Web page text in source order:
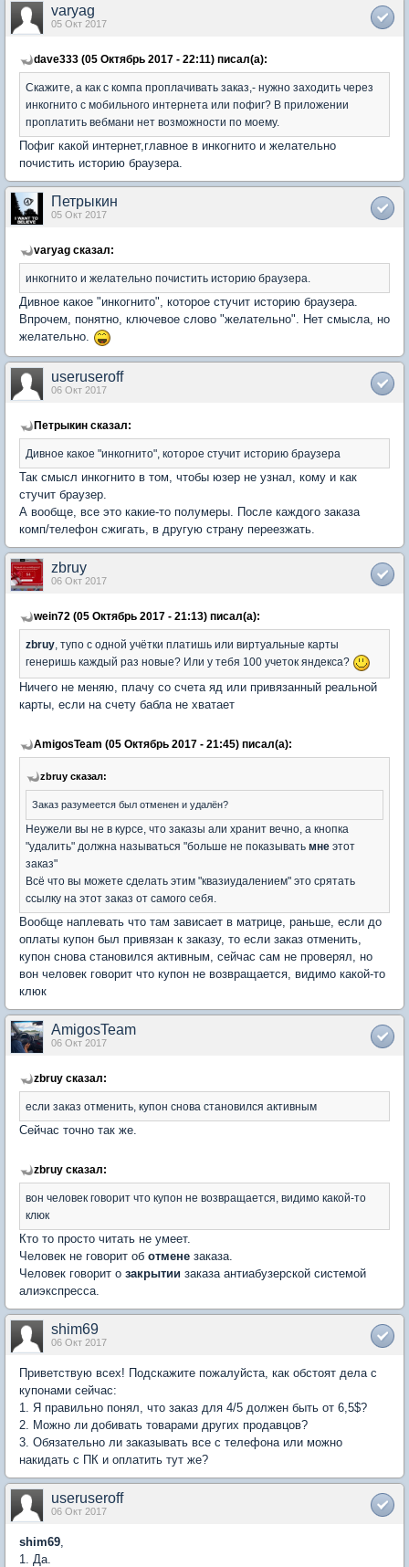
varyag
05 Окт 2017
dave333 (05 Октябрь 2017 - 22:11) писал(а):
Скажите, а как с компа проплачивать заказ,- нужно заходить через
инкогнито с мобильного интернета или пофиг? В приложении
проплатить вебмани нет возможности по моему.
Пофиг какой интернет,главное в инкогнито и желательно
почистить историю браузера.
Петрыкин
05 Окт 2017
varyag сказал:
инкогнито и желательно почистить историю браузера.
Дивное какое "инкогнито", которое стучит историю браузера.
Впрочем, понятно, ключевое слово "желательно". Нет смысла, но
желательно.
useruseroff
06 Окт 2017
Петрыкин сказал:
Дивное какое "инкогнито", которое стучит историю браузера
Так смысл инкогнито в том, чтобы юзер не узнал, кому и как
стучит браузер.
А вообще, все это какие-то полумеры. После каждого заказа
комп/телефон сжигать, в другую страну переезжать.
zbruy
06 Окт 2017
wein72 (05 Октябрь 2017 - 21:13) писал(а):
zbruy , тупо с одной учётки платишь или виртуальные карты
генеришь каждый раз новые? Или у тебя 100 учеток яндекса?
Ничего не меняю, плачу со счета яд или привязанный реальной
карты, если на счету бабла не хватает
AmigosTeam (05 Октябрь 2017 - 21:45) писал(а):
zbruy сказал:
Заказ разумеется был отменен и удалён?
Неужели вы не в курсе, что заказы али хранит вечно, а кнопка
"удалить" должна называться "больше не показывать мне этот
заказ"
Всё что вы можете сделать этим "квазиудалением" это срятать
ссылку на этот заказ от самого себя.
Вообще наплевать что там зависает в матрице, раньше, если до
оплаты купон был привязан к заказу, то если заказ отменить,
купон снова становился активным, сейчас сам не проверял, но
вон человек говорит что купон не возвращается, видимо какой-то
клюк
AmigosTeam
06 Окт 2017
zbruy сказал:
если заказ отменить, купон снова становился активным
Сейчас точно так же.
zbruy сказал:
вон человек говорит что купон не возвращается, видимо какой-то
клюк
Кто то просто читать не умеет.
Человек не говорит об отмене заказа.
Человек говорит о закрытии заказа антиабузерской системой
алиэкспресса.
shim69
06 Окт 2017
Приветствую всех! Подскажите пожалуйста, как обстоят дела с
купонами сейчас:
1. Я правильно понял, что заказ для 4/5 должен быть от 6,5$?
2. Можно ли добивать товарами других продавцов?
3. Обязательно ли заказывать все с телефона или можно
накидать с ПК и оплатить тут же?
useruseroff
06 Окт 2017
shim69
1. Да.